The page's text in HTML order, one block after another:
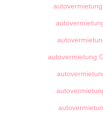
autovermietung